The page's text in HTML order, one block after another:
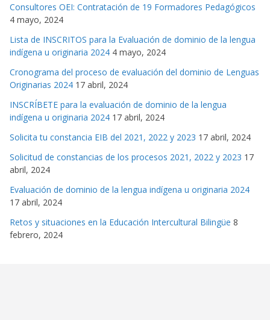
Consultores OEI: Contratación de 19 Formadores Pedagógicos
4 mayo, 2024
Lista de INSCRITOS para la Evaluación de dominio de la lengua
indígena u originaria 2024 4 mayo, 2024
Cronograma del proceso de evaluación del dominio de Lenguas
Originarias 2024 17 abril, 2024
INSCRÍBETE para la evaluación de dominio de la lengua
indígena u originaria 2024 17 abril, 2024
Solicita tu constancia EIB del 2021, 2022 y 2023 17 abril, 2024
Solicitud de constancias de los procesos 2021, 2022 y 2023 17
abril, 2024
Evaluación de dominio de la lengua indígena u originaria 2024
17 abril, 2024
Retos y situaciones en la Educación Intercultural Bilingüe 8
febrero, 2024